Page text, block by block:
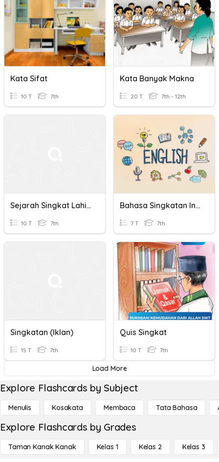
Kata Sifat
10 T 7th
Kata Banyak Makna
20 T 7th - 12th
Sejarah Singkat Lahirnya Pancasila
10 T 7th
Bahasa Singkatan Inggris
7 T 7th
Singkatan (iklan)
15 T 7th
Quis Singkat
10 T 7th
Load More
Explore Flashcards by Subject
Menulis Kosakata Membaca Tata Bahasa
Explore Flashcards by Grades
Taman Kanak Kanak Kelas 1 Kelas 2 Kelas 3